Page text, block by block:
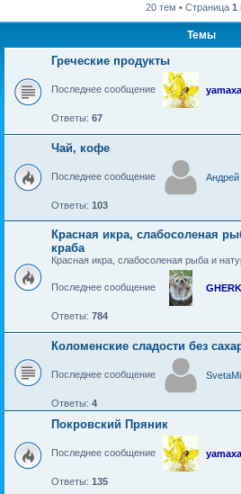
20 тем • Страница 1
Темы
Греческие продукты
Последнее сообщение
Ответы: 67
Чай, кофе
Последнее сообщение
Ответы: 103
Красная икра, слабосоленая
краба
Красная икра, слабосоленая рыба и
Последнее сообщение
Ответы: 784
Коломенские сладости без
Последнее сообщение
Ответы: 4
Покровский Пряник
Последнее сообщение
Ответы: 135